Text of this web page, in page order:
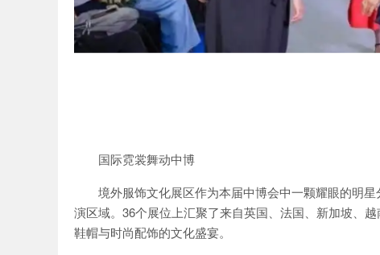
国际霓裳舞动中博
境外服饰文化展区作为本届中博会中一颗耀眼的明
演区域。36个展位上汇聚了来自英国、法国、新加坡、
鞋帽与时尚配饰的文化盛宴。